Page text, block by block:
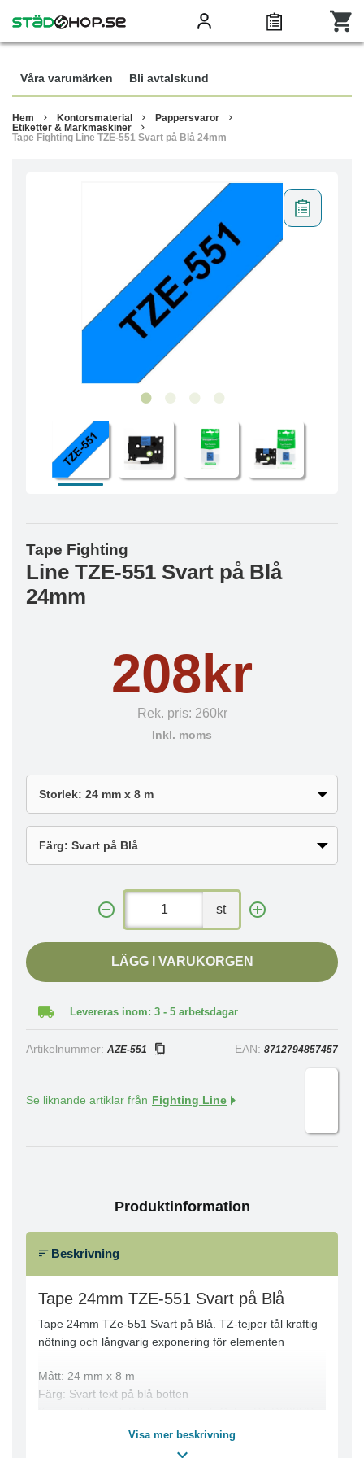
Våra varumärken Bli avtalskund
Hem Kontorsmaterial
Pappersvaror
Etiketter & Märkmaskiner
Tape Fighting Line TZE-551 Svart på Blå 24mm
Tape Fighting
Line TZE-551 Svart på Blå
24mm
208kr
Rek. pris: 260kr
Inkl. moms
st
LÄGG I VARUKORGEN
Levereras inom: 3 - 5 arbetsdagar
Artikelnummer: AZE-551 EAN: 8712794857457
Se liknande artiklar från Fighting Line
Produktinformation
Beskrivning
Tape 24mm TZE-551 Svart på Blå
Tape 24mm TZe-551 Svart på Blå. TZ-tejper tål kraftig
nötning och långvarig exponering för elementen
Mått: 24 mm x 8 m
Färg: Svart text på blå botten
PT-D800W, PT-E550WVP, PT-H500, PT-P700, PT-
Visa mer beskrivning